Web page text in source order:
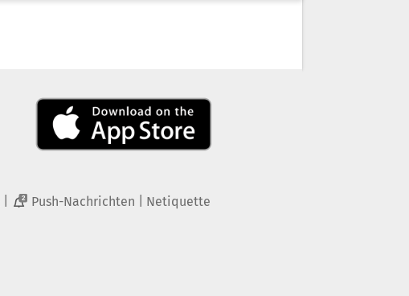
2 Push-Nachrichten Netiquette